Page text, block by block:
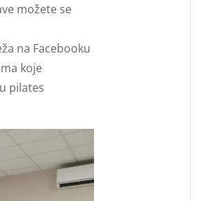
možete se
na Facebooku
koje
pilates